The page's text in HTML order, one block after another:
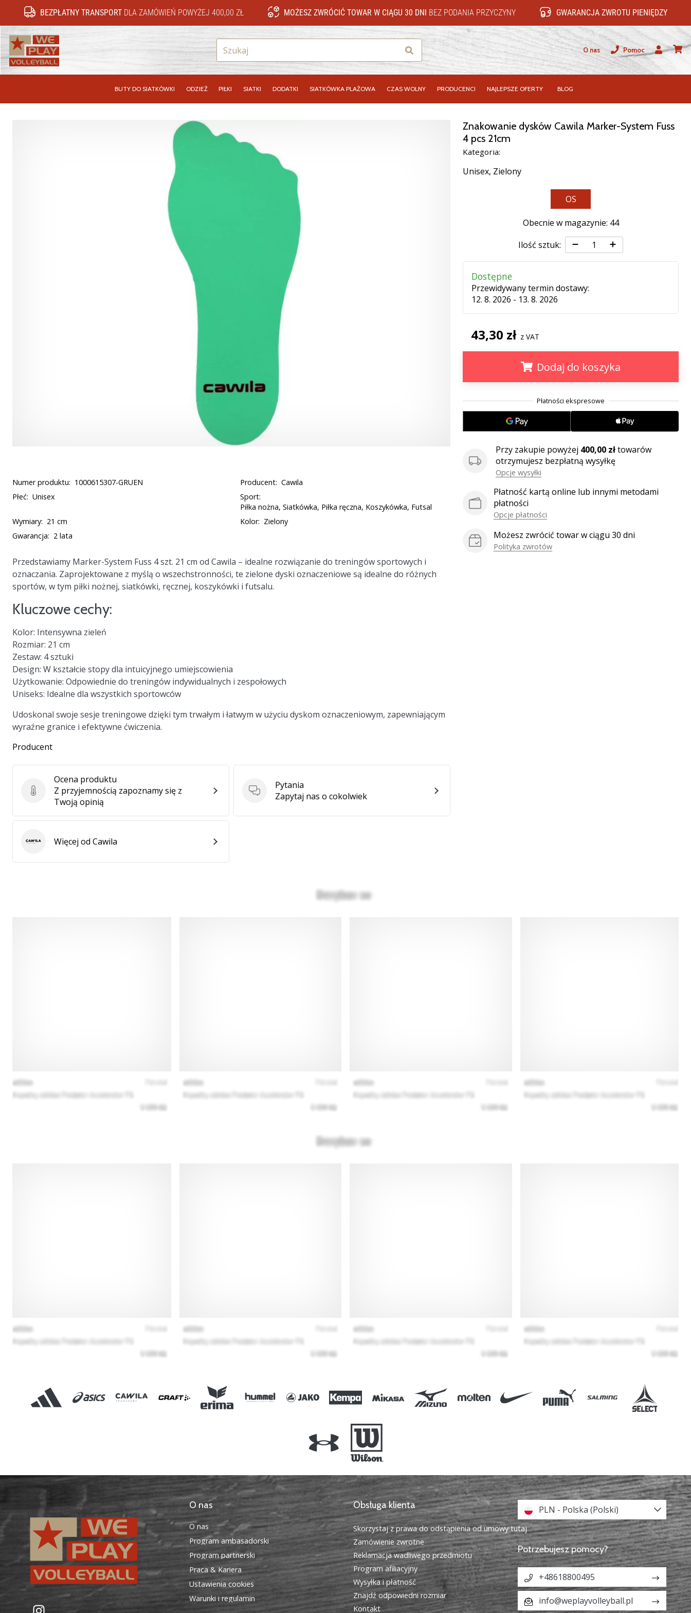
BEZPŁATNY TRANSPORT DLA ZAMÓWIEŃ POWYŻEJ 400,00 ZŁ MOŻESZ ZWRÓCIĆ TOWAR W CIĄGU 30 DNI BEZ PODANIA PRZYCZYNY GWARANCJA ZWROTU PIENIĘDZY
Szukaj O nas
Pomoc
Użytkownik
BUTY DO SIATKÓWKI ODZIEŻ PIŁKI SIATKI DODATKI SIATKÓWKA PLAŻOWA CZAS WOLNY PRODUCENCI NAJLEPSZE OFERTY BLOG
Znakowanie dysków Cawila Marker-System Fuss
4 pcs 21cm
Kategoria:
Unisex, Zielony
OS
Obecnie w magazynie: 44
Ilość sztuk:
Dostępne
Przewidywany termin dostawy:
12. 8. 2026 - 13. 8. 2026
43,30 zł z VAT
Dodaj do koszyka
Przy zakupie powyżej 400,00 złtowarów
otrzymujesz bezpłatną wysyłkę
Opcje wysyłki
Płatność kartą online lub innymi metodami
płatności
Opcje płatności
Możesz zwrócić towar w ciągu 30 dni
Polityka zwrotów
Numer produktu: 1000615307-GRUEN Producent: Cawila
Płeć: Unisex
Sport:
Piłka nożna, Siatkówka, Piłka ręczna, Koszykówka, Futsal
Wymiary: 21 cm Kolor: Zielony
Gwarancja: 2 lata
Przedstawiamy Marker-System Fuss 4 szt. 21 cm od Cawila – idealne rozwiązanie do treningów sportowych i
oznaczania. Zaprojektowane z myślą o wszechstronności, te zielone dyski oznaczeniowe są idealne do różnych
sportów, w tym piłki nożnej, siatkówki, ręcznej, koszykówki i futsalu.
Kluczowe cechy:
Kolor: Intensywna zieleń
Rozmiar: 21 cm
Zestaw: 4 sztuki
Design: W kształcie stopy dla intuicyjnego umiejscowienia
Użytkowanie: Odpowiednie do treningów indywidualnych i zespołowych
Uniseks: Idealne dla wszystkich sportowców
Udoskonal swoje sesje treningowe dzięki tym trwałym i łatwym w użyciu dyskom oznaczeniowym, zapewniającym
wyraźne granice i efektywne ćwiczenia.
Producent
Ocena produktu
Ocena produktu
Z przyjemnością zapoznamy się z
Twoją opinią
Pytania
Pytania
Zapytaj nas o cokolwiek
CawilaWięcej od Cawila
WePlayVolleyball.pl
Instagram
O nas
O nas
Program ambasadorski
Program partnerski
Praca & Kariera
Ustawienia cookies
Warunki i regulamin
Obsługa klienta
Skorzystaj z prawa do odstąpienia od umowy tutaj
Zamówienie zwrotne
Reklamacja wadliwego przedmiotu
Program afiliacyjny
Wysyłka i płatność
Znajdź odpowiedni rozmiar
Kontakt
PLN - Polska (Polski)
Potrzebujesz pomocy?
+48618800495
info@weplayvolleyball.pl